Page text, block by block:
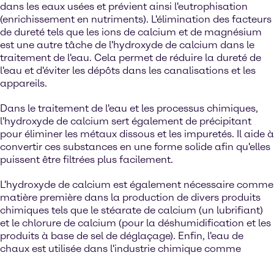
dans les eaux usées et prévient ainsi l'eutrophisation
(enrichissement en nutriments). L'élimination des facteurs
de dureté tels que les ions de calcium et de magnésium
est une autre tâche de l'hydroxyde de calcium dans le
traitement de l'eau. Cela permet de réduire la dureté de
l'eau et d'éviter les dépôts dans les canalisations et les
appareils.
Dans le traitement de l'eau et les processus chimiques,
l'hydroxyde de calcium sert également de précipitant
pour éliminer les métaux dissous et les impuretés. Il aide à
convertir ces substances en une forme solide afin qu'elles
puissent être filtrées plus facilement.
L'hydroxyde de calcium est également nécessaire comme
matière première dans la production de divers produits
chimiques tels que le stéarate de calcium (un lubrifiant)
et le chlorure de calcium (pour la déshumidification et les
produits à base de sel de déglaçage). Enfin, l'eau de
chaux est utilisée dans l'industrie chimique comme